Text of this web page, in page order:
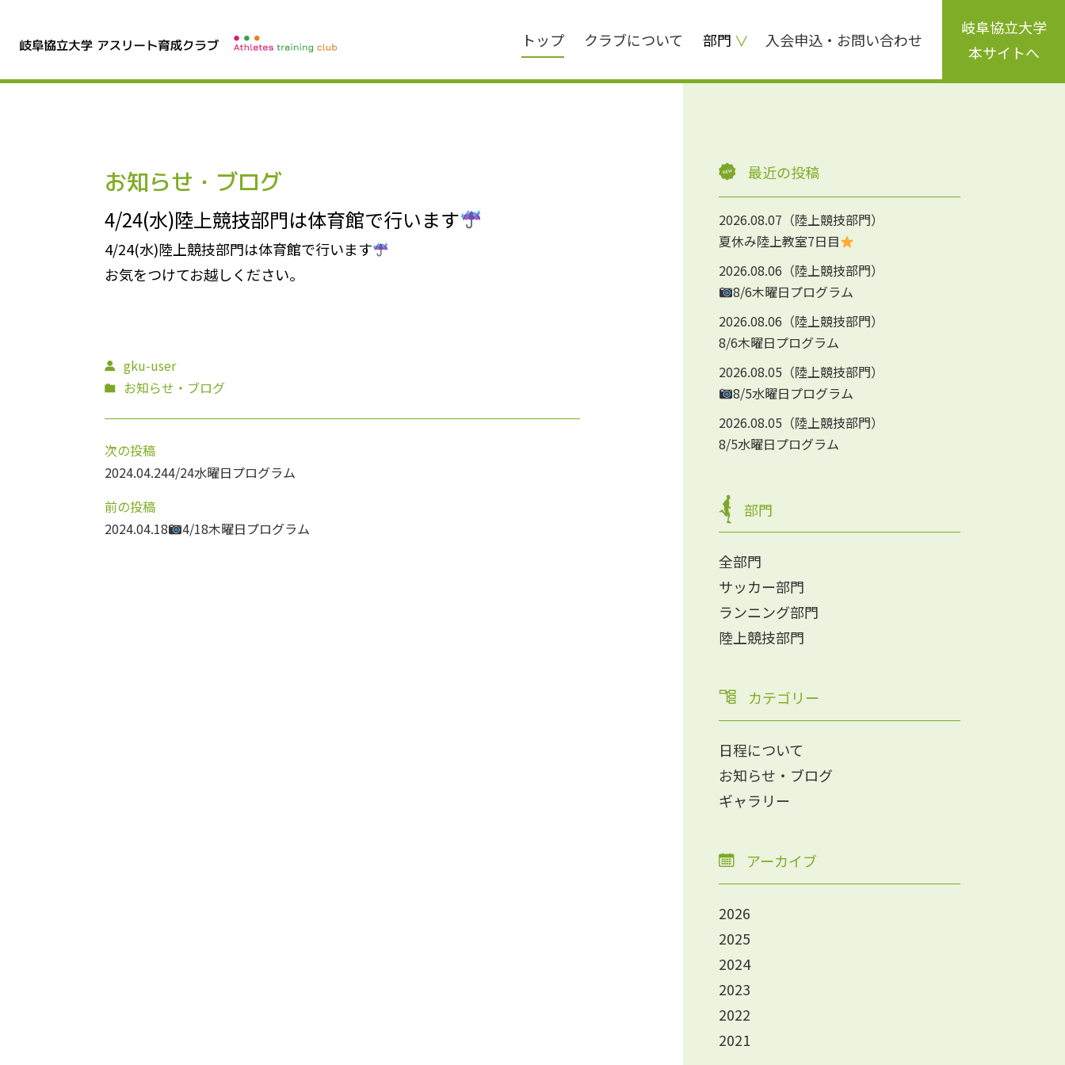
トップ クラブについて 部門 入会申込・お問い合わせ
岐阜協立大学
本サイトへ
お知らせ・ブログ
4/24(水)陸上競技部門は体育館で行います
4/24(水)陸上競技部門は体育館で行います
お気をつけてお越しください。
gku-user
お知らせ・ブログ
次の投稿
2024.04.244/24水曜日プログラム
前の投稿
2024.04.18
4/18木曜日プログラム
最近の投稿
2026.08.07
陸上競技部門
夏休み陸上教室7日目
2026.08.06
陸上競技部門
8/6木曜日プログラム
2026.08.06
陸上競技部門
8/6木曜日プログラム
2026.08.05
陸上競技部門
8/5水曜日プログラム
2026.08.05
陸上競技部門
8/5水曜日プログラム
部門
全部門
サッカー部門
ランニング部門
陸上競技部門
カテゴリー
日程について
お知らせ・ブログ
ギャラリー
アーカイブ
2026
2025
2024
2023
2022
2021